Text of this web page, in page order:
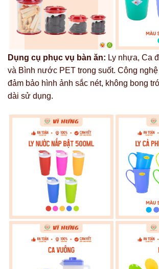
Dụng cụ phục vụ bàn ăn: Ly nhựa, Ca
và Bình nước PET trong suốt. Công nghệ
đảm bảo hình ảnh sắc nét, không bong
dài sử dụng.